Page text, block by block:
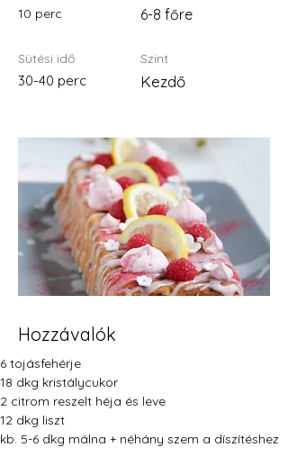
10 perc
Sütési idő
30-40 perc
6-8 főre
Szint
Kezdő
Hozzávalók
6 tojásfehérje
18 dkg kristálycukor
2 citrom reszelt héja és leve
12 dkg liszt
kb. 5-6 dkg málna + néhány szem a díszítéshez